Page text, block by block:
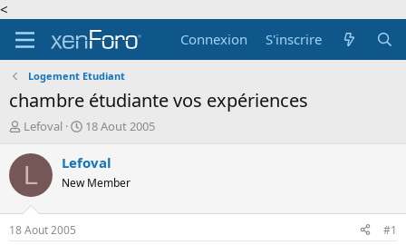
<
Connexion
S'inscrire
Logement Etudiant
chambre étudiante vos expériences
A
t
r
d
e
Lefoval
D
t
d
é
18 Aout 2005
L Lefoval
New Member
18 Aout 2005 #1